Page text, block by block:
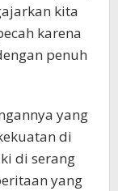
kita
karena
penuh
yang
di
di serang
yang